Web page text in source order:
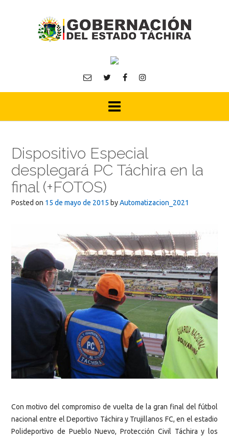
Dispositivo Especial
desplegará PC Táchira en la
final (+FOTOS)
Posted on 15 de mayo de 2015 byAutomatizacion_2021
Con motivo del compromiso de vuelta de la gran final del fútbol
nacional entre el Deportivo Táchira y Trujillanos FC, en el estadio
Polideportivo de Pueblo Nuevo, Protección Civil Táchira y los